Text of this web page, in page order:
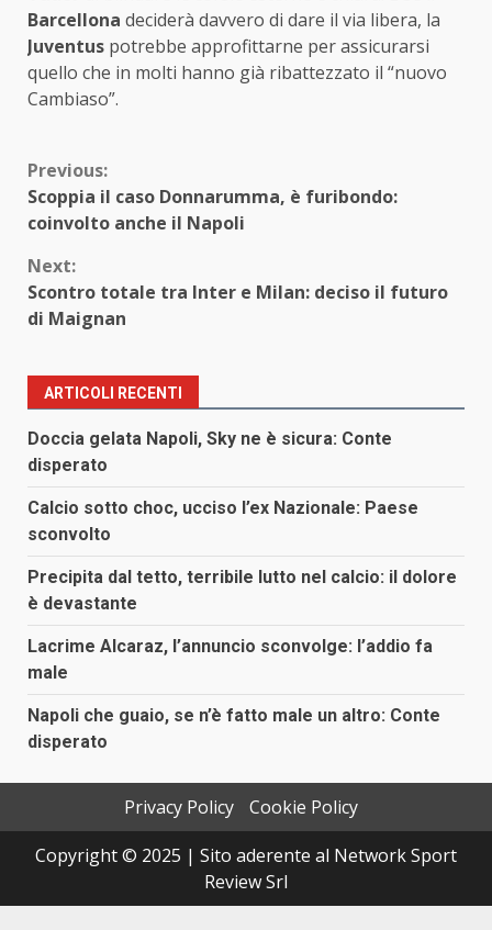
Barcellona deciderà davvero di dare il via libera, la
Juventus potrebbe approfittarne per assicurarsi
quello che in molti hanno già ribattezzato il “nuovo
Cambiaso”.
Continue
Reading
Previous:
Scoppia il caso Donnarumma, è furibondo:
coinvolto anche il Napoli
Next:
Scontro totale tra Inter e Milan: deciso il futuro
di Maignan
ARTICOLI RECENTI
Doccia gelata Napoli, Sky ne è sicura: Conte
disperato
Calcio sotto choc, ucciso l’ex Nazionale: Paese
sconvolto
Precipita dal tetto, terribile lutto nel calcio: il dolore
è devastante
Lacrime Alcaraz, l’annuncio sconvolge: l’addio fa
male
Napoli che guaio, se n’è fatto male un altro: Conte
disperato
Privacy Policy
Cookie Policy
Copyright © 2025 | Sito aderente al Network Sport
Review Srl